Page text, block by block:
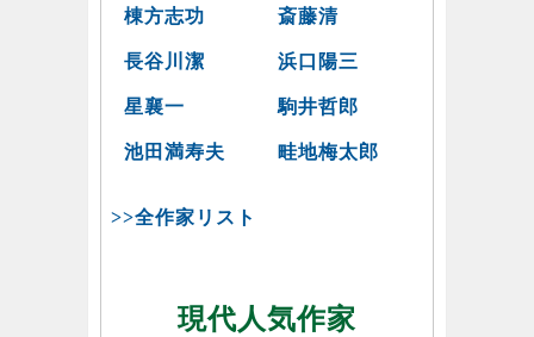
棟方志功 斎藤清
長谷川潔 浜口陽三
星襄一 駒井哲郎
池田満寿夫 畦地梅太郎
>>全作家リスト
現代人気作家